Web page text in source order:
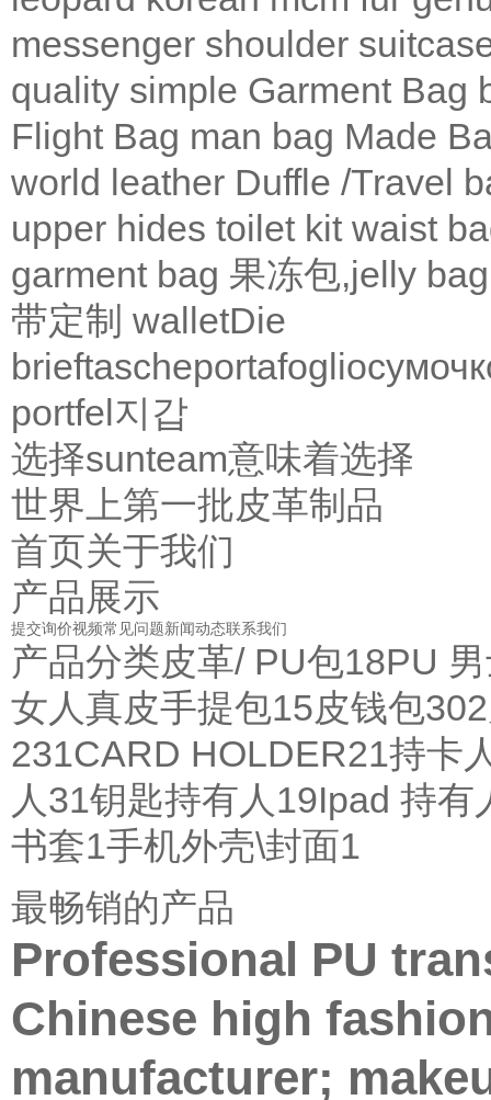
messenger shoulder
quality simple Garment Bag
Flight Bag man bag Made
world leather Duffle /Travel
upper hides toilet kit waist
garment bag 果冻包,jelly bag
带定制 walletDie
brieftascheportafoglioсумочк
portfel지갑
选择sunteam意味着选择
世界上第一批皮革制品
首页关于我们
产品展示
提交询价视频常见问题新闻动态联系我们
产品分类皮革/ PU包18PU
女人真皮手提包15皮钱包302
231CARD HOLDER21持卡
人 31钥匙持有人 19Ipad 持有
书套1手机外壳\封面1
最畅销的产品
Professional PU
Chinese high
manufacturer;